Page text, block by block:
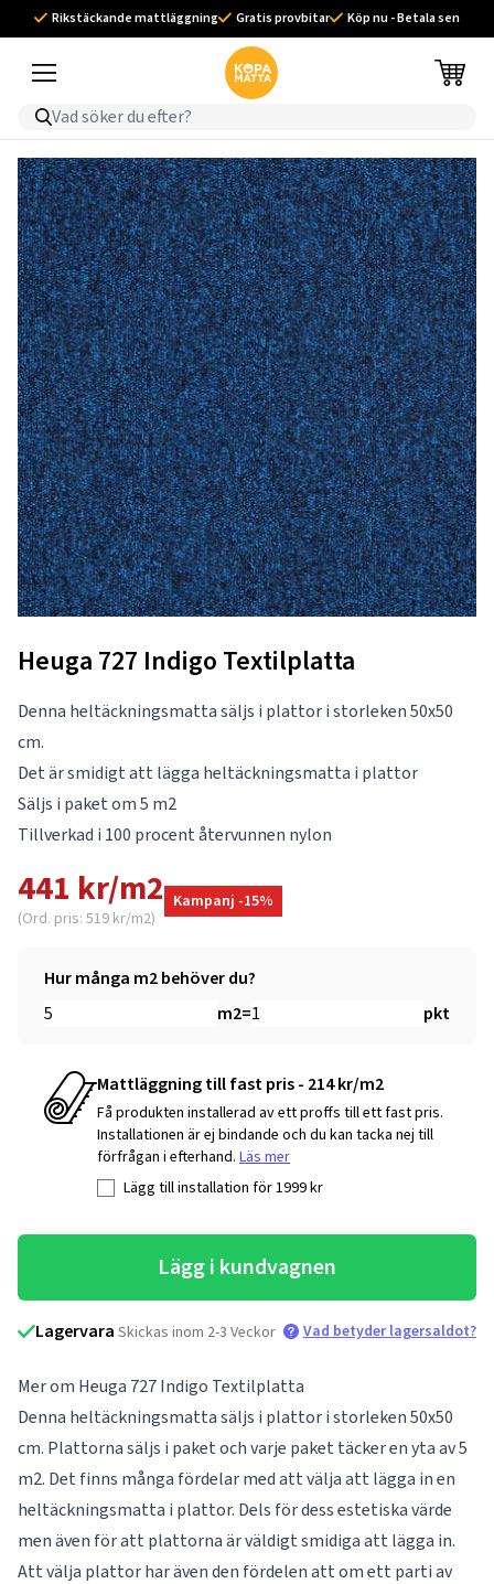
Rikstäckande mattläggning Gratis provbitar Köp nu - Betala sen
Heuga 727 Indigo Textilplatta
Denna heltäckningsmatta säljs i plattor i storleken 50x50
cm.
Det är smidigt att lägga heltäckningsmatta i plattor
Säljs i paket om 5 m2
Tillverkad i 100 procent återvunnen nylon
441 kr/m2
(Ord. pris: 519 kr/m2)
Kampanj -15%
Hur många m2 behöver du?
m2= pkt
Mattläggning till fast pris - 214 kr/m2
Få produkten installerad av ett proffs till ett fast pris.
Installationen är ej bindande och du kan tacka nej till
förfrågan i efterhand. Läs mer
Lägg till installation för1999kr
Lägg i kundvagnen
Lagervara Skickas inom 2-3 Veckor Vad betyder lagersaldot?
Mer om Heuga 727 Indigo Textilplatta
Denna heltäckningsmatta säljs i plattor i storleken 50x50
cm. Plattorna säljs i paket och varje paket täcker en yta av 5
m2. Det finns många fördelar med att välja att lägga in en
heltäckningsmatta i plattor. Dels för dess estetiska värde
men även för att plattorna är väldigt smidiga att lägga in.
Att välja plattor har även den fördelen att om ett parti av